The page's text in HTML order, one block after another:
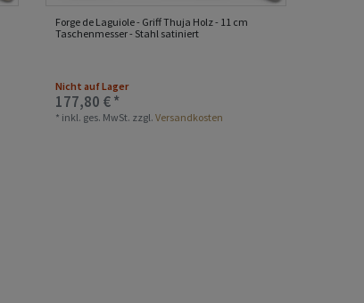
Forge de Laguiole - Griff Thuja Holz - 11 cm
Taschenmesser - Stahl satiniert
Nicht auf Lager
177,80 € *
* inkl. ges. MwSt. zzgl.Versandkosten